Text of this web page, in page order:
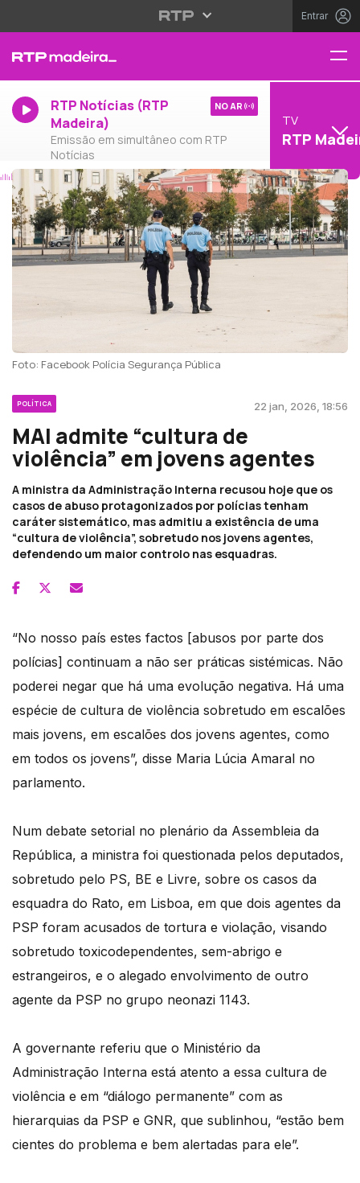
Entrar
RTP Notícias (RTP
Madeira)
Emissão em simultâneo com RTP
Notícias
NO AR
TV
RTP
Foto: Facebook Polícia Segurança Pública
POLÍTICA 22 jan, 2026, 18:56
MAI admite “cultura de
violência” em jovens agentes
A ministra da Administração Interna recusou hoje que os
casos de abuso protagonizados por polícias tenham
caráter sistemático, mas admitiu a existência de uma
“cultura de violência”, sobretudo nos jovens agentes,
defendendo um maior controlo nas esquadras.
“No nosso país estes factos [abusos por parte dos
polícias] continuam a não ser práticas sistémicas. Não
poderei negar que há uma evolução negativa. Há uma
espécie de cultura de violência sobretudo em escalões
mais jovens, em escalões dos jovens agentes, como
em todos os jovens”, disse Maria Lúcia Amaral no
parlamento.
Num debate setorial no plenário da Assembleia da
República, a ministra foi questionada pelos deputados,
sobretudo pelo PS, BE e Livre, sobre os casos da
esquadra do Rato, em Lisboa, em que dois agentes da
PSP foram acusados de tortura e violação, visando
sobretudo toxicodependentes, sem-abrigo e
estrangeiros, e o alegado envolvimento de outro
agente da PSP no grupo neonazi 1143.
A governante referiu que o Ministério da
Administração Interna está atento a essa cultura de
violência e em “diálogo permanente” com as
hierarquias da PSP e GNR, que sublinhou, “estão bem
cientes do problema e bem alertadas para ele”.